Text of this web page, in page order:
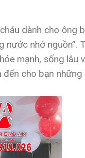
dành cho ông
nhớ nguồn”.
mạnh, sống lâu
cho bạn những